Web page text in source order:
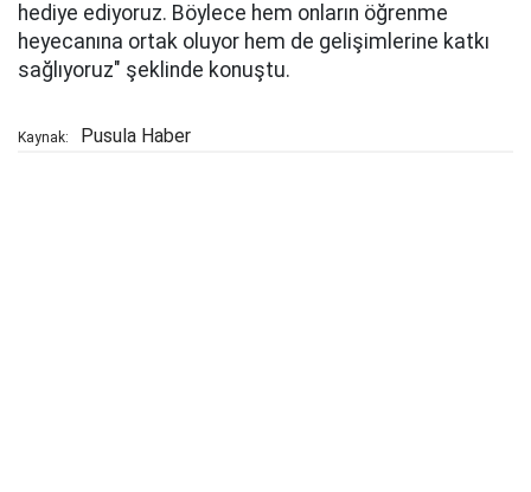
hediye ediyoruz. Böylece hem onların öğrenme
heyecanına ortak oluyor hem de gelişimlerine katkı
sağlıyoruz" şeklinde konuştu.
Kaynak: Pusula Haber